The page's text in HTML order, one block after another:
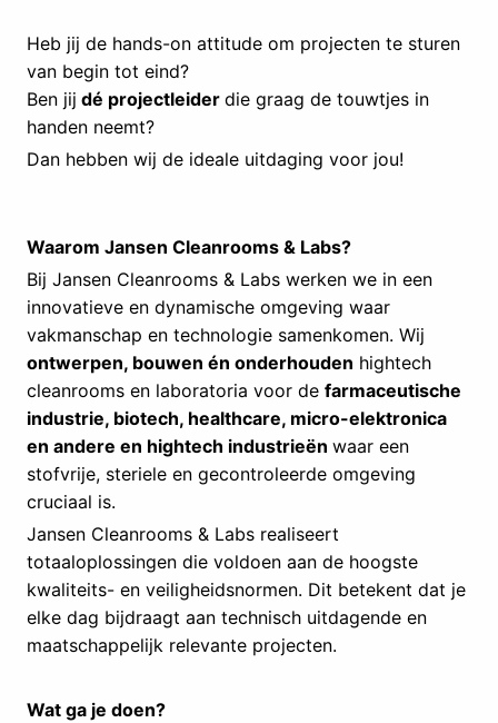
Heb jij de hands-on attitude om projecten te sturen
van begin tot eind?
Ben jij dé projectleider die graag de touwtjes in
handen neemt?
Dan hebben wij de ideale uitdaging voor jou!
Waarom Jansen Cleanrooms & Labs?
Bij Jansen Cleanrooms & Labs werken we in een
innovatieve en dynamische omgeving waar
vakmanschap en technologie samenkomen. Wij
ontwerpen, bouwen én onderhouden hightech
cleanrooms en laboratoria voor de farmaceutische
industrie, biotech, healthcare, micro-elektronica
en andere en hightech industrieën waar een
stofvrije, steriele en gecontroleerde omgeving
cruciaal is.
Jansen Cleanrooms & Labs realiseert
totaaloplossingen die voldoen aan de hoogste
kwaliteits- en veiligheidsnormen. Dit betekent dat je
elke dag bijdraagt aan technisch uitdagende en
maatschappelijk relevante projecten.
Wat ga je doen?